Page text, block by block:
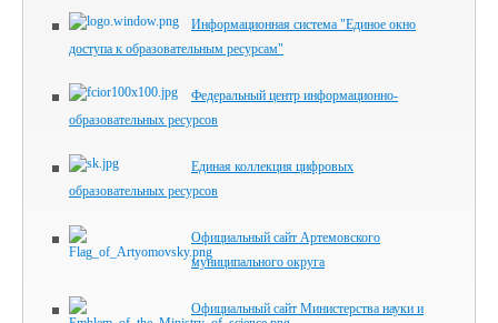
Информационная система "Единое окно
доступа к образовательным ресурсам"
Федеральный центр информационно-
образовательных ресурсов
Единая коллекция цифровых
образовательных ресурсов
Официальный сайт Артемовского
муниципального округа
Официальный сайт Министерства науки и